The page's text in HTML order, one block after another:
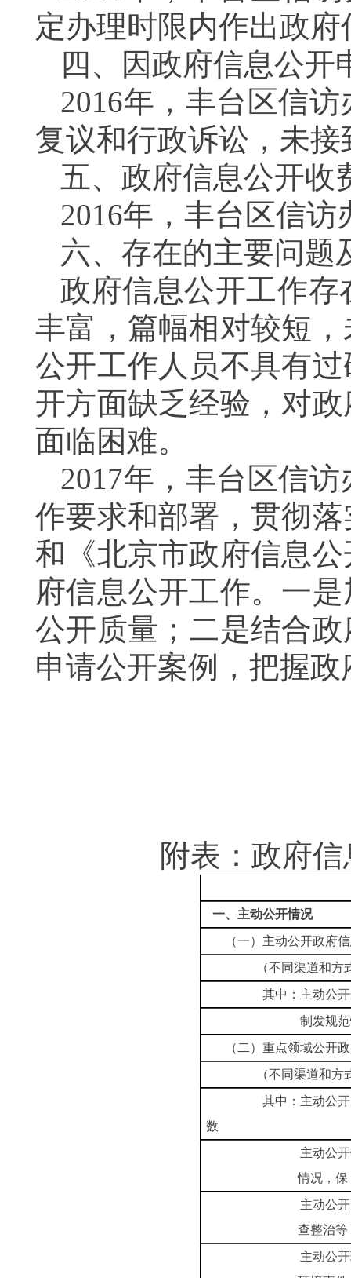
定办理时限内作出政
四、因政府信息公
2016年，丰台区信
复议和行政诉讼，未
五、政府信息公开收
2016年，丰台区信
六、存在的主要问题
政府信息公开工作
丰富，篇幅相对较短
公开工作人员不具有
开方面缺乏经验，对
面临困难。
2017年，丰台区信
作要求和部署，贯彻
和《北京市政府信息
府信息公开工作。一
公开质量；二是结合
申请公开案例，把握
附表：政府
一、主动公开情况
（一）主动公开政府信
（不同渠道和方式
其中：主动公开规
制发规范性文
（二）重点领域公开政
（不同渠道和方式
其中：主动公开财政
数
主动公开保障性安
情况，
主动公开食品安全
查整
主动公开环境核查